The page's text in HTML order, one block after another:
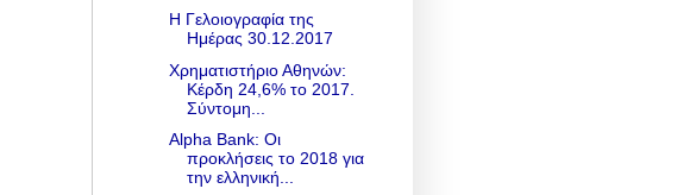
Η Γελοιογραφία της
Ημέρας 30.12.2017
Χρηματιστήριο Αθηνών:
Κέρδη 24,6% το 2017.
Σύντομη...
Alpha Bank: Οι
προκλήσεις το 2018 για
την ελληνική...